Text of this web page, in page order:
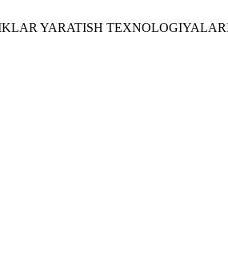
YARATISH